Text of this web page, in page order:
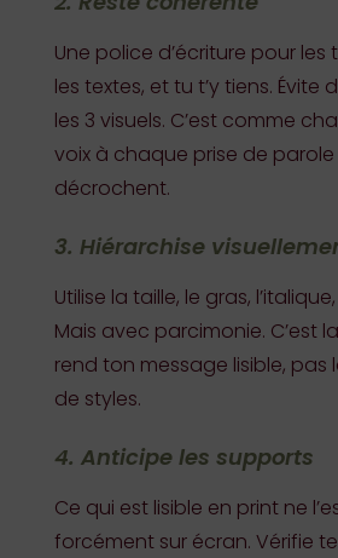
Une police d’écriture pour les
les textes, et tu t’y tiens.
les 3 visuels. C’est comme
voix à chaque prise de parole
décrochent.
3. Hiérarchise
Utilise la taille, le gras,
Mais avec parcimonie. C’est
rend ton message lisible, pas
de styles.
4. Anticipe les supports
Ce qui est lisible en print ne
forcément sur écran. Vérifie